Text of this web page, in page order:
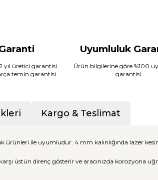
yıl üretici garantisi
temin garantisi
Uyumluluk
Ürün bilgilerine göre %100
garantisi
Kargo & Teslimat
ürünleri ile uyumludur. 4 mm kalınlığında lazer
üstün direnç gösterir ve aracınızda korozyona